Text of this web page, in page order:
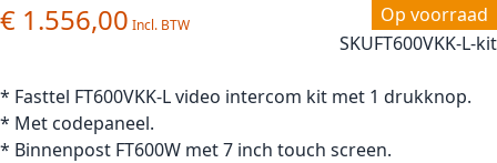
Op voorraad
SKUFT600VKK-L-kit
€ 1.556,00
* Fasttel FT600VKK-L video intercom kit met 1 drukknop.
* Met codepaneel.
* Binnenpost FT600W met 7 inch touch screen.